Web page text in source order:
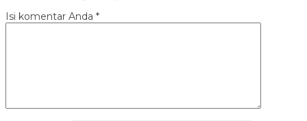
Isi komentar Anda *